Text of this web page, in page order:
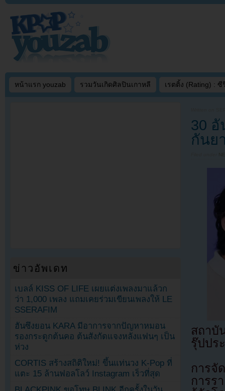
หน้าแรก youzab รวมวันเกิดศิลปินเกาหลี เรตติ้ง (Rating) : ซี
30
กันย
สถาบั
รุ๊ปปร
การจั
การร
ข่าวอัพเดท
เบลล์ KISS OF LIFE เผยแต่งเพลงมาแล้วก
ว่า 1,000 เพลง แถมเคยร่วมเขียนเพลงให้ LE
SSERAFIM
ฮันซึงยอน KARA มีอาการจากปัญหาหมอน
รองกระดูกต้นคอ ต้นสังกัดแจงหลังแฟนๆ เป็น
ห่วง
CORTIS สร้างสถิติใหม่! ขึ้นแท่นวง K-Pop ที่
แตะ 15 ล้านฟอลโลว์ Instagram เร็วที่สุด